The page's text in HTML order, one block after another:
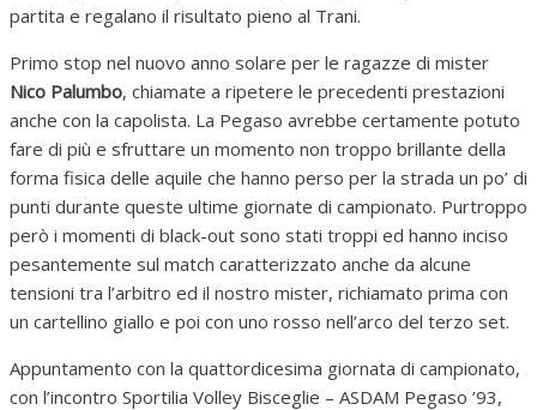
partita e regalano il risultato pieno al Trani.
Primo stop nel nuovo anno solare per le ragazze di mister
Nico Palumbo, chiamate a ripetere le precedenti prestazioni
anche con la capolista. La Pegaso avrebbe certamente potuto
fare di più e sfruttare un momento non troppo brillante della
forma fisica delle aquile che hanno perso per la strada un po’ di
punti durante queste ultime giornate di campionato. Purtroppo
però i momenti di black-out sono stati troppi ed hanno inciso
pesantemente sul match caratterizzato anche da alcune
tensioni tra l’arbitro ed il nostro mister, richiamato prima con
un cartellino giallo e poi con uno rosso nell’arco del terzo set.
Appuntamento con la quattordicesima giornata di campionato,
con l’incontro Sportilia Volley Bisceglie – ASDAM Pegaso ’93,